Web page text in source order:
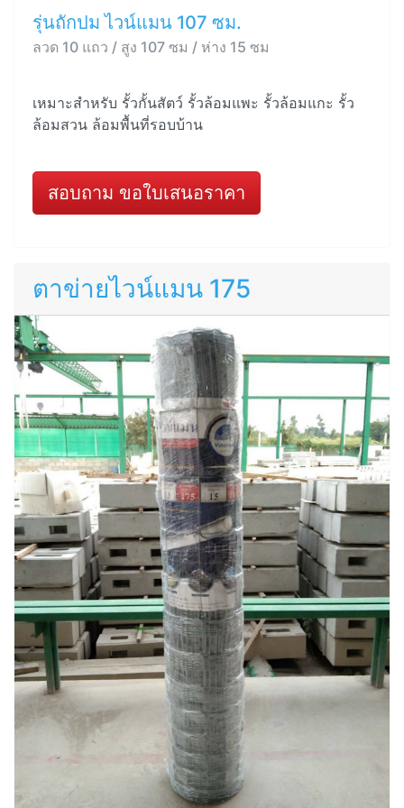
รุ่นถักปม ไวน์แมน 107 ซม.
ลวด 10 แถว / สูง 107 ซม / ห่าง 15 ซม
เหมาะสำหรับ รั้วกั้นสัตว์ รั้วล้อมแพะ รั้วล้อมแกะ รั้ว
ล้อมสวน ล้อมพื้นที่รอบบ้าน
สอบถาม ขอใบเสนอราคา
ตาข่ายไวน์แมน 175